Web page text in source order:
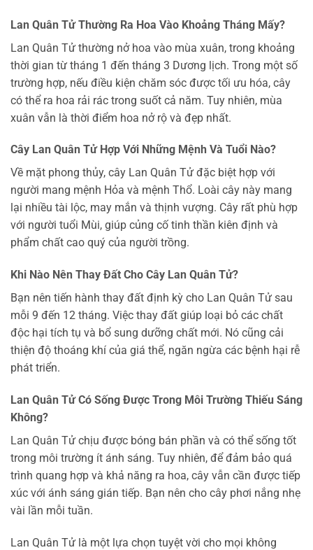
Lan Quân Tử Thường Ra Hoa Vào Khoảng Tháng Mấy?
Lan Quân Tử thường nở hoa vào mùa xuân, trong khoảng
thời gian từ tháng 1 đến tháng 3 Dương lịch. Trong một số
trường hợp, nếu điều kiện chăm sóc được tối ưu hóa, cây
có thể ra hoa rải rác trong suốt cả năm. Tuy nhiên, mùa
xuân vẫn là thời điểm hoa nở rộ và đẹp nhất.
Cây Lan Quân Tử Hợp Với Những Mệnh Và Tuổi Nào?
Về mặt phong thủy, cây Lan Quân Tử đặc biệt hợp với
người mang mệnh Hỏa và mệnh Thổ. Loài cây này mang
lại nhiều tài lộc, may mắn và thịnh vượng. Cây rất phù hợp
với người tuổi Mùi, giúp củng cố tinh thần kiên định và
phẩm chất cao quý của người trồng.
Khi Nào Nên Thay Đất Cho Cây Lan Quân Tử?
Bạn nên tiến hành thay đất định kỳ cho Lan Quân Tử sau
mỗi 9 đến 12 tháng. Việc thay đất giúp loại bỏ các chất
độc hại tích tụ và bổ sung dưỡng chất mới. Nó cũng cải
thiện độ thoáng khí của giá thể, ngăn ngừa các bệnh hại rễ
phát triển.
Lan Quân Tử Có Sống Được Trong Môi Trường Thiếu Sáng
Không?
Lan Quân Tử chịu được bóng bán phần và có thể sống tốt
trong môi trường ít ánh sáng. Tuy nhiên, để đảm bảo quá
trình quang hợp và khả năng ra hoa, cây vẫn cần được tiếp
xúc với ánh sáng gián tiếp. Bạn nên cho cây phơi nắng nhẹ
vài lần mỗi tuần.
Lan Quân Tử là một lựa chọn tuyệt vời cho mọi không